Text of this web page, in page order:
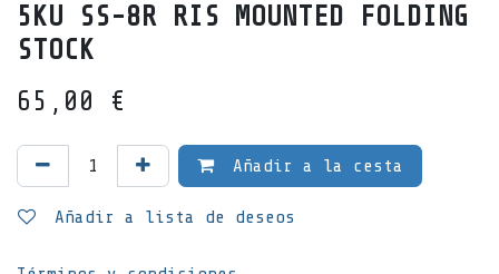
5KU SS-8R RIS MOUNTED FOLDING
STOCK
65,00
€
Añadir a la cesta
Añadir a lista de deseos